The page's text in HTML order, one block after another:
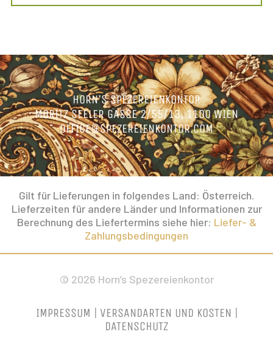
HORN’S SPEZEREIENKONTOR
MORITZ SEELER GASSE 2/55/13, 1100 WIEN
OFFICE@SPEZEREIENKONTOR.COM
Gilt für Lieferungen in folgendes Land: Österreich.
Lieferzeiten für andere Länder und Informationen zur
Berechnung des Liefertermins siehe hier: Liefer- &
Zahlungsbedingungen
© 2026 Horn’s Spezereienkontor
IMPRESSUM VERSANDARTEN UND KOSTEN
DATENSCHUTZ